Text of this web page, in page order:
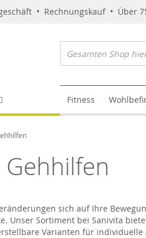
• Rechnungskauf • Über
Fitness
sich auf Ihre
Unser Sortiment bei Sanivita
Varianten für